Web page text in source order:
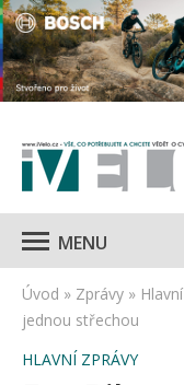
MENU
Úvod » Zprávy »
jednou střechou
HLAVNÍ ZPRÁVY